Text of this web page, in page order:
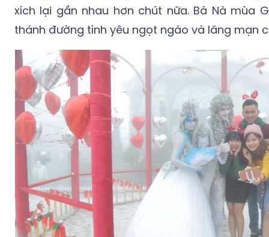
xích lại gần nhau hơn chút nữa. Bà Nà mùa
thánh đường tình yêu ngọt ngào và lãng mạn